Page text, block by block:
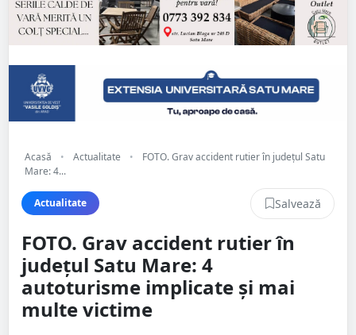
Acasă • Actualitate •
FOTO. Grav accident rutier în județul Satu
Mare: 4...
Actualitate Salvează
FOTO. Grav accident rutier în
județul Satu Mare: 4
autoturisme implicate și mai
multe victime